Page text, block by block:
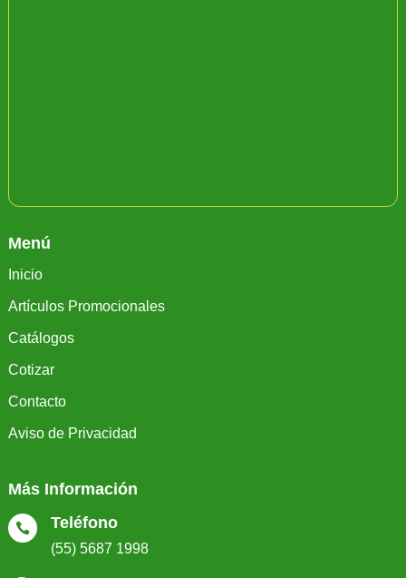
Menú
Inicio
Artículos Promocionales
Catálogos
Cotizar
Contacto
Aviso de Privacidad
Más Información
 Teléfono
(55) 5687 1998